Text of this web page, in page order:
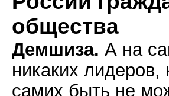
общества
Демшиза. А на
никаких лидеров,
самих быть не